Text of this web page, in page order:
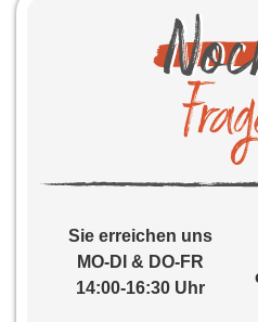
Sie erreichen uns
MO-DI & DO-FR
14:00-16:30 Uhr